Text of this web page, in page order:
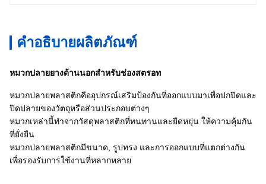
คำอธิบายผลิตภัณฑ์
หมวกปลายยางด้านนอกสําหรับช่องสตรอท
หมวกปลายพลาสติกคืออุปกรณ์เสริมป้องกันที่ออกแบบมาเพื่อปกปิดและ
ปิดปลายของวัตถุหรือส่วนประกอบต่างๆ
หมวกเหล่านี้ทําจากวัสดุพลาสติกที่ทนทานและยืดหยุ่น ให้ความคุ้มกัน
ที่ยั่งยืน
หมวกปลายพลาสติกมีขนาด, รูปทรง และการออกแบบที่แตกต่างกัน
เพื่อรองรับการใช้งานที่หลากหลาย